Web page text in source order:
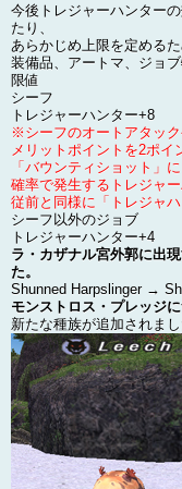
今後トレジャーハンター
たり、
あらかじめ上限を定めるた
装備品、アートマ、ジョ
限値
シーフ
トレジャーハンター+8
※シーフのオートアタック
メリットポイントを2ポ
「バウンティショット」
確率で発生するトレジャ
従前と同様に「トレジャ
シーフ以外のジョブ
トレジャーハンター+4
ラ・カザナル宮外郭に出
た。
Shunned Harpslinger →
モンストロス・プレッジ
新たな種族が追加されまし